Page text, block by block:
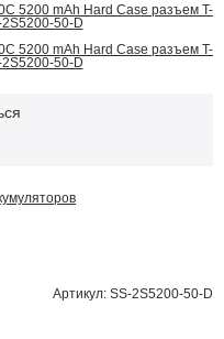
Артикул: SS-2S5200-50-D